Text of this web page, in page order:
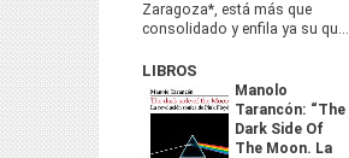
Zaragoza*, está más que
consolidado y enfila ya su qu...
LIBROS
Manolo
Tarancón: “The
Dark Side Of
The Moon. La